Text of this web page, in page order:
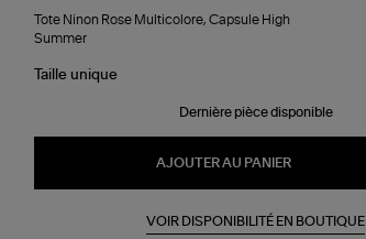
Ninon
Rose
Capsule
Tote Ninon Rose Multicolore, Capsule High
Summer
Taille unique
Dernière pièce disponible
AJOUTER AU PANIER
VOIR DISPONIBILITÉ EN BOUTIQUE